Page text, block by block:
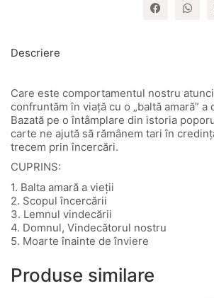
Descriere
Care este comportamentul nostru
confruntăm în viață cu o „baltă amară” a
Bazată pe o întâmplare din istoria
carte ne ajută să rămânem tari în
trecem prin încercări.
CUPRINS:
1. Balta amară a vieţii
2. Scopul încercării
3. Lemnul vindecării
4. Domnul, Vindecătorul nostru
5. Moarte înainte de înviere
Produse similare